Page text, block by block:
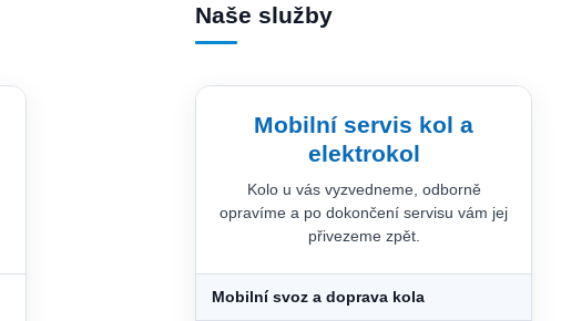
Naše služby
Mobilní servis kol a
elektrokol
Kolo u vás vyzvedneme, odborně
opravíme a po dokončení servisu vám jej
přivezeme zpět.
Mobilní svoz a doprava kola